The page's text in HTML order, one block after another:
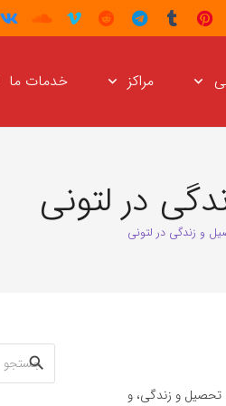
مراکز خدمات ما
در لتونی
و زندگی در لتونی
تحصیل و زندگی، و
جستجو
برای: